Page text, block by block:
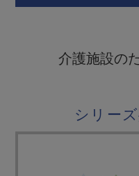
介護施設の
シリー